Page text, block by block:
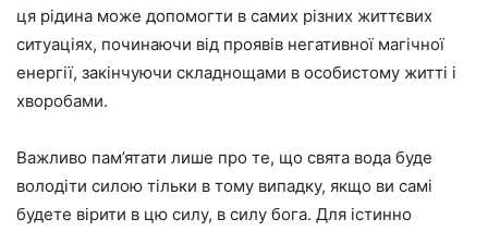
ця рідина може допомогти в самих різних життєвих
ситуаціях, починаючи від проявів негативної магічної
енергії, закінчуючи складнощами в особистому житті і
хворобами.
Важливо пам’ятати лише про те, що свята вода буде
володіти силою тільки в тому випадку, якщо ви самі
будете вірити в цю силу, в силу бога. Для істинно